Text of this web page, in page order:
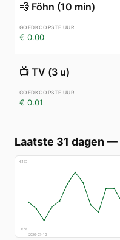
💨 Föhn (10 min)
€ 0.00
📺 TV (3 u)
€ 0.01
Laatste 31 dagen —
€185
€58
2026-07-10